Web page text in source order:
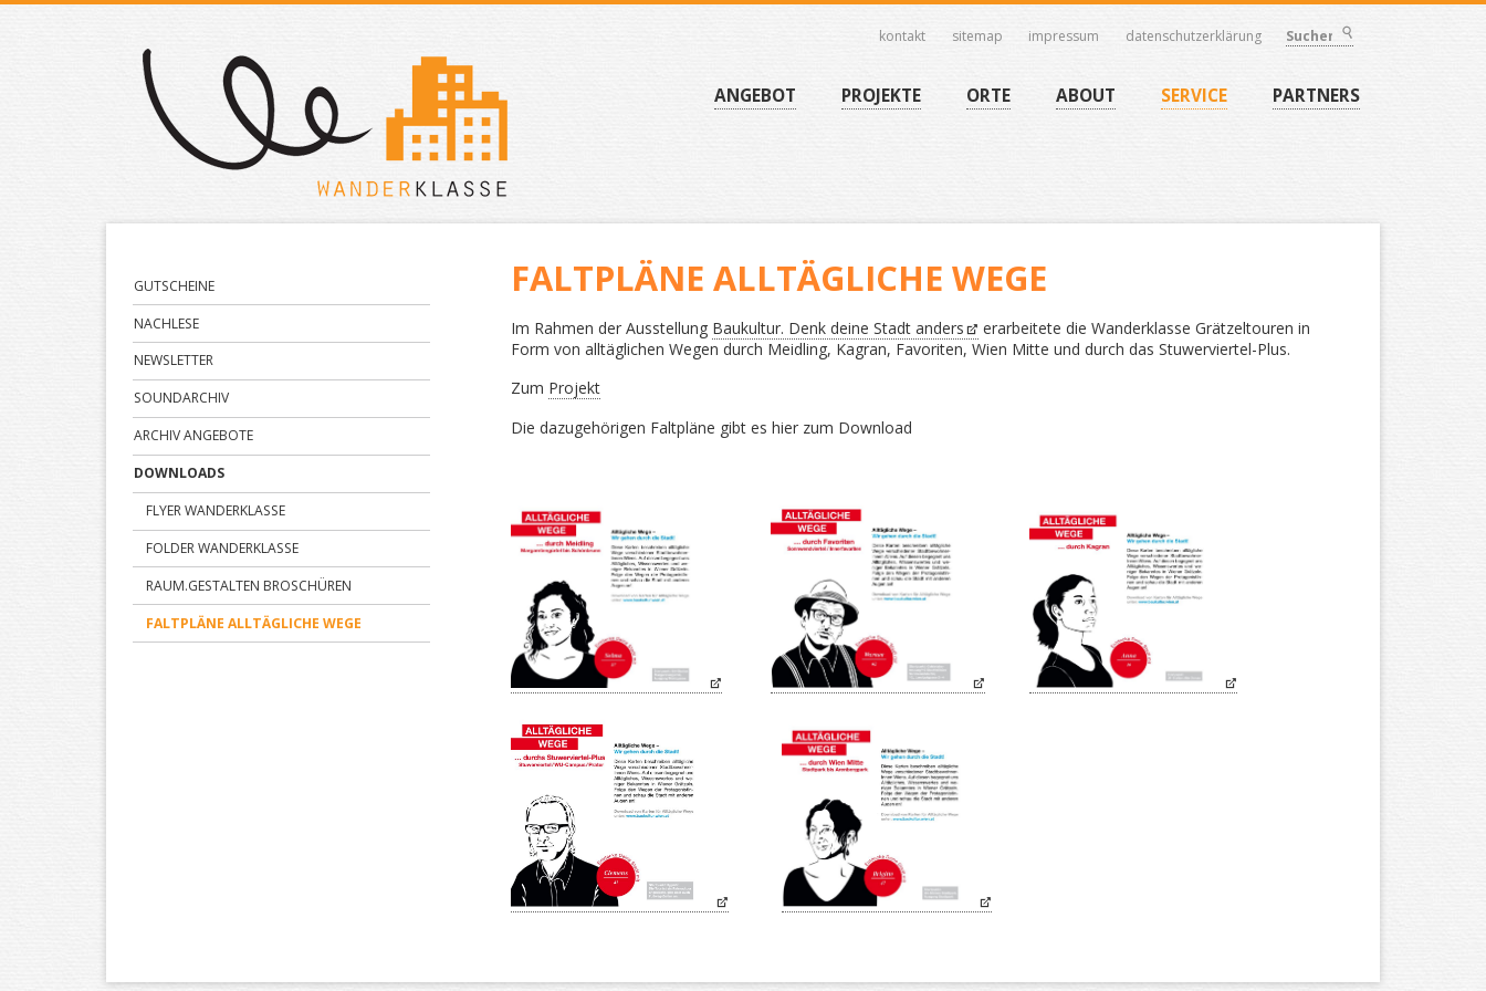
Navigation
überspringen
ANGEBOT PROJEKTE ORTE ABOUT SERVICE PARTNERS
kontakt sitemap impressum datenschutzerklärung
FALTPLÄNE ALLTÄGLICHE WEGE
Im Rahmen der Ausstellung Baukultur. Denk deine Stadt anders
erarbeitete die Wanderklasse Grätzeltouren in
Form von alltäglichen Wegen durch Meidling, Kagran, Favoriten, Wien Mitte und durch das Stuwerviertel-Plus.
Zum Projekt
Die dazugehörigen Faltpläne gibt es hier zum Download
überspringen
GUTSCHEINE
NACHLESE
NEWSLETTER
SOUNDARCHIV
ARCHIV ANGEBOTE
DOWNLOADS
FLYER WANDERKLASSE
FOLDER WANDERKLASSE
RAUM.GESTALTEN BROSCHÜREN
FALTPLÄNE ALLTÄGLICHE WEGE